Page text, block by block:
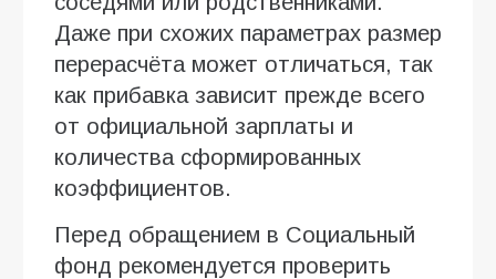
Даже при схожих параметрах размер
перерасчёта может отличаться, так
как прибавка зависит прежде всего
от официальной зарплаты и
количества сформированных
коэффициентов.
Перед обращением в Социальный
фонд рекомендуется проверить